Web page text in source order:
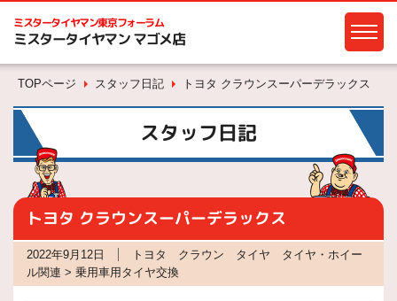
ミスタータイヤマン東京フォーラム
ミスタータイヤマン マゴメ店
TOPページ スタッフ日記 トヨタ クラウンスーパーデラックス
スタッフ日記
トヨタ クラウンスーパーデラックス
2022年9月12日
トヨタ クラウン タイヤ タイヤ・ホイー
ル関連 > 乗用車用タイヤ交換